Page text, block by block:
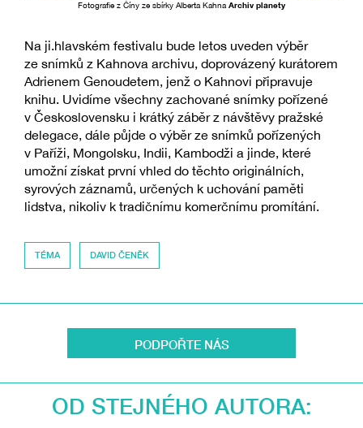
Fotografie z Číny ze sbírky Alberta KahnaArchiv planety
Na ji.hlavském festivalu bude letos uveden výběr
ze snímků z Kahnova archivu, doprovázený kurátorem
Adrienem Genoudetem, jenž o Kahnovi připravuje
knihu. Uvidíme všechny zachované snímky pořízené
v Československu i krátký záběr z návštěvy pražské
delegace, dále půjde o výběr ze snímků pořízených
v Paříži, Mongolsku, Indii, Kambodži a jinde, které
umožní získat první vhled do těchto originálních,
syrových záznamů, určených k uchování paměti
lidstva, nikoliv k tradičnímu komerčnímu promítání.
TÉMA DAVID ČENĚK
PODPOŘTE NÁS
OD STEJNÉHO AUTORA: